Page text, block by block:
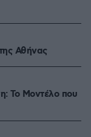
Αθήνας
Το Mοντέλο που